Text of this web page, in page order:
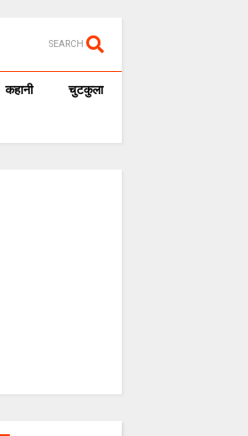
SEARCH
कहानी चुटकुला